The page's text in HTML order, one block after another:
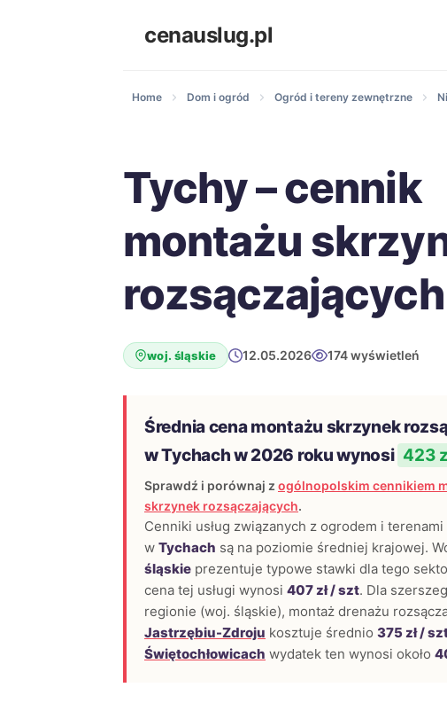
cenauslug.pl
Home Dom i ogród Ogród i tereny zewnętrzne
Tychy – cennik
montażu
rozsączających
woj. śląskie 12.05.2026 174 wyświetleń
Średnia cena montażu skrzynek
w Tychach w 2026 roku wynosi 423
Sprawdź i porównaj z ogólnopolskim cennikiem
skrzynek rozsączających.
Cenniki usług związanych z ogrodem i
w Tychach są na poziomie średniej krajowej.
śląskie prezentuje typowe stawki dla tego
cena tej usługi wynosi 407 zł / szt. Dla
regionie (woj. śląskie), montaż drenażu
Jastrzębiu-Zdroju kosztuje średnio 375 zł /
Świętochłowicach wydatek ten wynosi około